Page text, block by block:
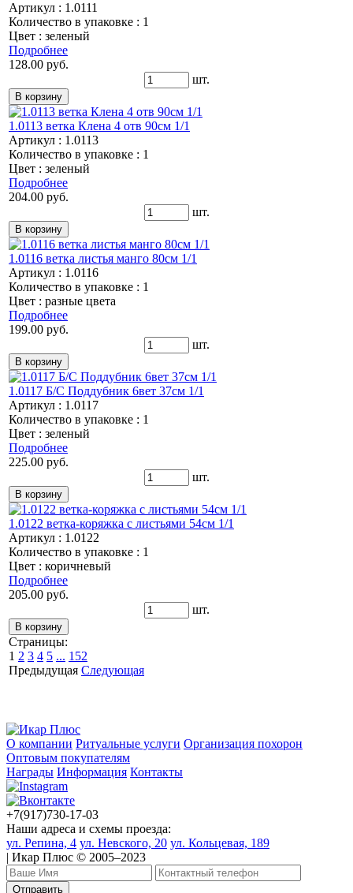
Артикул : 1.0111
Количество в упаковке : 1
Цвет : зеленый
Подробнее
128.00 руб.
шт.
1.0113 ветка Клена 4 отв 90см 1/1
Артикул : 1.0113
Количество в упаковке : 1
Цвет : зеленый
Подробнее
204.00 руб.
шт.
1.0116 ветка листья манго 80см 1/1
Артикул : 1.0116
Количество в упаковке : 1
Цвет : разные цвета
Подробнее
199.00 руб.
шт.
1.0117 Б/С Поддубник 6вет 37см 1/1
Артикул : 1.0117
Количество в упаковке : 1
Цвет : зеленый
Подробнее
225.00 руб.
шт.
1.0122 ветка-коряжка с листьями 54см 1/1
Артикул : 1.0122
Количество в упаковке : 1
Цвет : коричневый
Подробнее
205.00 руб.
шт.
Страницы:
1 2 3 4 5 ... 152
Предыдущая Следующая
О компании Ритуальные услуги Организация похорон
Оптовым покупателям
Награды Информация Контакты
+7(917)730-17-03
Наши адреса и схемы проезда:
ул. Репина, 4 ул. Невского, 20 ул. Кольцевая, 189
| Икар Плюс © 2005–2023